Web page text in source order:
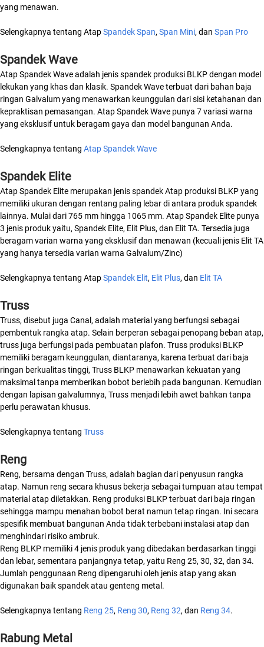
yang menawan.
Selengkapnya tentang AtapSpandek Span, Span Mini, dan Span Pro
Spandek Wave
Atap Spandek Wave adalah jenis spandek produksi BLKP dengan model
lekukan yang khas dan klasik. Spandek Wave terbuat dari bahan baja
ringan Galvalum yang menawarkan keunggulan dari sisi ketahanan dan
kepraktisan pemasangan. Atap Spandek Wave punya 7 variasi warna
yang eksklusif untuk beragam gaya dan model bangunan Anda.
Selengkapnya tentang Atap Spandek Wave
Spandek Elite
Atap Spandek Elite merupakan jenis spandek Atap produksi BLKP yang
memiliki ukuran dengan rentang paling lebar di antara produk spandek
lainnya. Mulai dari 765 mm hingga 1065 mm. Atap Spandek Elite punya
3 jenis produk yaitu, Spandek Elite, Elit Plus, dan Elit TA. Tersedia juga
beragam varian warna yang eksklusif dan menawan (kecuali jenis Elit TA
yang hanya tersedia varian warna Galvalum/Zinc)
Selengkapnya tentang AtapSpandek Elit, Elit Plus, dan Elit TA
Truss
Truss, disebut juga Canal, adalah material yang berfungsi sebagai
pembentuk rangka atap. Selain berperan sebagai penopang beban atap,
truss juga berfungsi pada pembuatan plafon. Truss produksi BLKP
memiliki beragam keunggulan, diantaranya, karena terbuat dari baja
ringan berkualitas tinggi, Truss BLKP menawarkan kekuatan yang
maksimal tanpa memberikan bobot berlebih pada bangunan. Kemudian
dengan lapisan galvalumnya, Truss menjadi lebih awet bahkan tanpa
perlu perawatan khusus.
Selengkapnya tentang Truss
Reng
Reng, bersama dengan Truss, adalah bagian dari penyusun rangka
atap. Namun reng secara khusus bekerja sebagai tumpuan atau tempat
material atap diletakkan. Reng produksi BLKP terbuat dari baja ringan
sehingga mampu menahan bobot berat namun tetap ringan. Ini secara
spesifik membuat bangunan Anda tidak terbebani instalasi atap dan
menghindari risiko ambruk.
Reng BLKP memiliki 4 jenis produk yang dibedakan berdasarkan tinggi
dan lebar, sementara panjangnya tetap, yaitu Reng 25, 30, 32, dan 34.
Jumlah penggunaan Reng dipengaruhi oleh jenis atap yang akan
digunakan baik spandek atau genteng metal.
Selengkapnya tentang Reng 25, Reng 30, Reng 32, dan Reng 34.
Rabung Metal